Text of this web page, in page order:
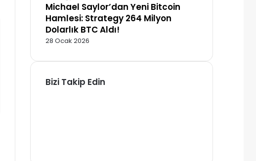
Michael Saylor’dan Yeni Bitcoin
Hamlesi: Strategy 264 Milyon
Dolarlık BTC Aldı!
28 Ocak 2026
Bizi Takip Edin